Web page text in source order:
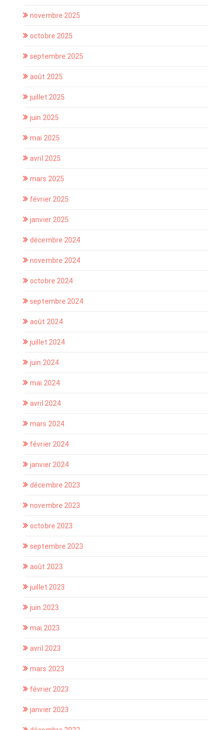
novembre 2025
octobre 2025
septembre 2025
août 2025
juillet 2025
juin 2025
mai 2025
avril 2025
mars 2025
février 2025
janvier 2025
décembre 2024
novembre 2024
octobre 2024
septembre 2024
août 2024
juillet 2024
juin 2024
mai 2024
avril 2024
mars 2024
février 2024
janvier 2024
décembre 2023
novembre 2023
octobre 2023
septembre 2023
août 2023
juillet 2023
juin 2023
mai 2023
avril 2023
mars 2023
février 2023
janvier 2023